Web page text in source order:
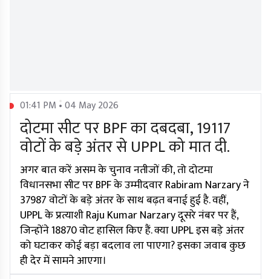
01:41 PM • 04 May 2026
दोटमा सीट पर BPF का दबदबा, 19117
वोटों के बड़े अंतर से UPPL को मात दी.
अगर बात करें असम के चुनाव नतीजों की, तो दोटमा
विधानसभा सीट पर BPF के उम्मीदवार Rabiram Narzary ने
37987 वोटों के बड़े अंतर के साथ बढ़त बनाई हुई है. वहीं,
UPPL के प्रत्याशी Raju Kumar Narzary दूसरे नंबर पर हैं,
जिन्होंने 18870 वोट हासिल किए हैं. क्या UPPL इस बड़े अंतर
को घटाकर कोई बड़ा बदलाव ला पाएगा? इसका जवाब कुछ
ही देर में सामने आएगा।